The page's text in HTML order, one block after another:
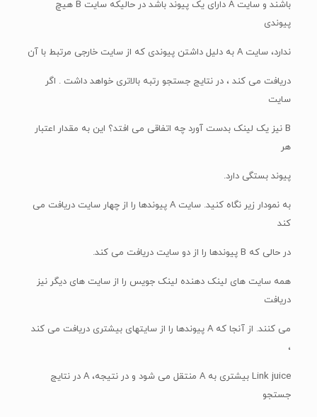
باشند و سایت A دارای یک پیوند باشد در حالیکه سایت B هیچ
پیوندی
ندارد، سایت A به دلیل داشتن پیوندی که از سایت خارجی مرتبط با آن
دریافت می کند ، در نتایج جستجو رتبه بالاتری خواهد داشت . اگر
سایت
B نیز یک لینک بدست آورد چه اتفاقی می افتد؟ این به مقدار اعتبار
هر
پیوند بستگی دارد.
به نمودار زیر نگاه کنید. سایت A پیوندها را از چهار سایت دریافت می
کند
در حالی که B پیوندها را از دو سایت دریافت می کند.
همه سایت های لینک دهنده لینک جویس را از سایت های دیگر نیز
دریافت
می کنند. از آنجا که A پیوندها را از سایتهای بیشتری دریافت می کند
،
Link juice بیشتری به A منتقل می شود و در نتیجه، A در نتایج
جستجو